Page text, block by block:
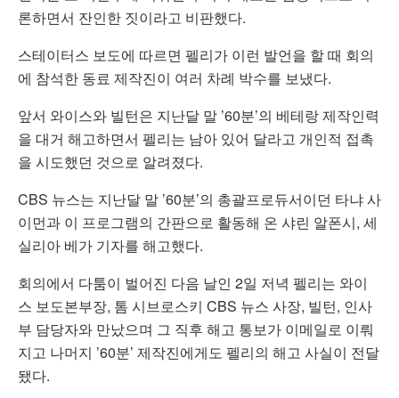
론하면서 잔인한 짓이라고 비판했다.
스테이터스 보도에 따르면 펠리가 이런 발언을 할 때 회의
에 참석한 동료 제작진이 여러 차례 박수를 보냈다.
앞서 와이스와 빌턴은 지난달 말 ’60분’의 베테랑 제작인력
을 대거 해고하면서 펠리는 남아 있어 달라고 개인적 접촉
을 시도했던 것으로 알려졌다.
CBS 뉴스는 지난달 말 ’60분’의 총괄프로듀서이던 타냐 사
이먼과 이 프로그램의 간판으로 활동해 온 샤린 알폰시, 세
실리아 베가 기자를 해고했다.
회의에서 다툼이 벌어진 다음 날인 2일 저녁 펠리는 와이
스 보도본부장, 톰 시브로스키 CBS 뉴스 사장, 빌턴, 인사
부 담당자와 만났으며 그 직후 해고 통보가 이메일로 이뤄
지고 나머지 ’60분’ 제작진에게도 펠리의 해고 사실이 전달
됐다.